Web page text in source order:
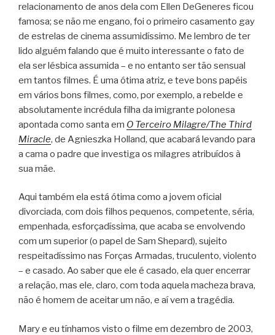
relacionamento de anos dela com Ellen DeGeneres ficou
famosa; se não me engano, foi o primeiro casamento gay
de estrelas de cinema assumidíssimo. Me lembro de ter
lido alguém falando que é muito interessante o fato de
ela ser lésbica assumida – e no entanto ser tão sensual
em tantos filmes. É uma ótima atriz, e teve bons papéis
em vários bons filmes, como, por exemplo, a rebelde e
absolutamente incrédula filha da imigrante polonesa
apontada como santa em O Terceiro Milagre/The Third
Miracle, de Agnieszka Holland, que acabará levando para
a cama o padre que investiga os milagres atribuídos à
sua mãe.
Aqui também ela está ótima como a jovem oficial
divorciada, com dois filhos pequenos, competente, séria,
empenhada, esforçadíssima, que acaba se envolvendo
com um superior (o papel de Sam Shepard), sujeito
respeitadíssimo nas Forças Armadas, truculento, violento
– e casado. Ao saber que ele é casado, ela quer encerrar
a relação, mas ele, claro, com toda aquela macheza brava,
não é homem de aceitar um não, e aí vem a tragédia.
Mary e eu tínhamos visto o filme em dezembro de 2003,